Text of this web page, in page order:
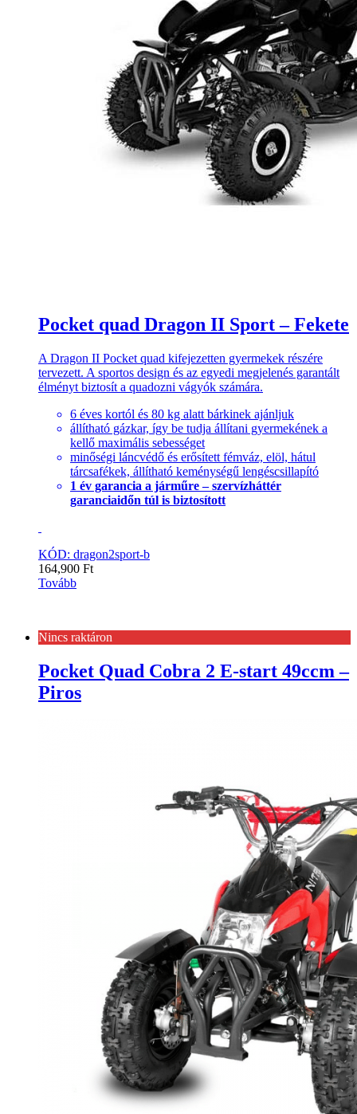
Pocket quad Dragon II Sport – Fekete
A Dragon II Pocket quad kifejezetten gyermekek részére
tervezett. A sportos design és az egyedi megjelenés garantált
élményt biztosít a quadozni vágyók számára.
6 éves kortól és 80 kg alatt bárkinek ajánljuk
állítható gázkar, így be tudja állítani gyermekének a
kellő maximális sebességet
minőségi láncvédő és erősített fémváz, elöl, hátul
tárcsafékek, állítható keménységű lengéscsillapító
1 év garancia a járműre – szervízháttér
garanciaidőn túl is biztosított
KÓD: dragon2sport-b
164,900 Ft
Tovább
Nincs raktáron
Pocket Quad Cobra 2 E-start 49ccm –
Piros